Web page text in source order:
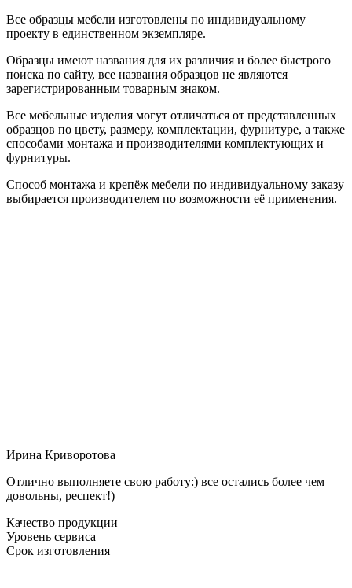
Все образцы мебели изготовлены по индивидуальному
проекту в единственном экземпляре.
Образцы имеют названия для их различия и более быстрого
поиска по сайту, все названия образцов не являются
зарегистрированным товарным знаком.
Все мебельные изделия могут отличаться от представленных
образцов по цвету, размеру, комплектации, фурнитуре, а также
способами монтажа и производителями комплектующих и
фурнитуры.
Способ монтажа и крепёж мебели по индивидуальному заказу
выбирается производителем по возможности её применения.
Ирина Криворотова
Отлично выполняете свою работу:) все остались более чем
довольны, респект!)
Качество продукции
Уровень сервиса
Срок изготовления